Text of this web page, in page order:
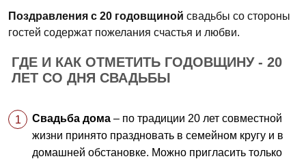
Поздравления с 20 годовщиной свадьбы со стороны
гостей содержат пожелания счастья и любви.
ГДЕ И КАК ОТМЕТИТЬ ГОДОВЩИНУ - 20
ЛЕТ СО ДНЯ СВАДЬБЫ
Свадьба дома – по традиции 20 лет совместной
жизни принято праздновать в семейном кругу и в
домашней обстановке. Можно пригласить только